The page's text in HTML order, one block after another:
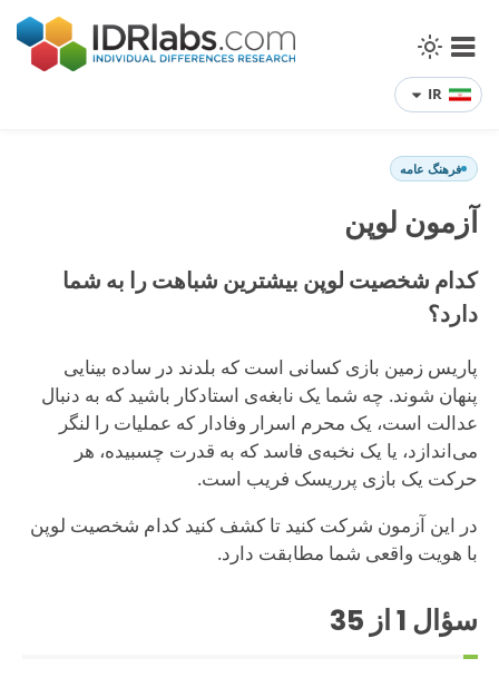
IR
فرهنگ عامه
آزمون لوپن
کدام شخصیت لوپن بیشترین شباهت را به شما
دارد؟
پاریس زمین بازی کسانی است که بلدند در ساده بینایی
پنهان شوند. چه شما یک نابغه‌ی استادکار باشید که به دنبال
عدالت است، یک محرم اسرار وفادار که عملیات را لنگر
می‌اندازد، یا یک نخبه‌ی فاسد که به قدرت چسبیده، هر
حرکت یک بازی پرریسک فریب است.
در این آزمون شرکت کنید تا کشف کنید کدام شخصیت لوپن
با هویت واقعی شما مطابقت دارد.
سؤال 1از 35